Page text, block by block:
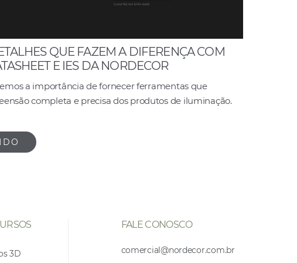
QUE FAZEM A DIFERENÇA COM
E IES DA NORDECOR
a importância de fornecer ferramentas que
completa e precisa dos produtos de iluminação.
3D
FALE CONOSCO
comercial@nordecor.com.br